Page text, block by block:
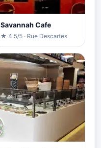
Savannah Cafe
★ 4.5/5 · Rue Descartes